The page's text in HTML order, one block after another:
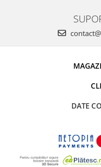
DATE